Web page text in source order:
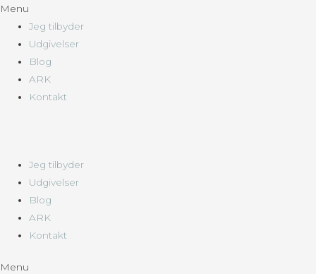
Menu
Jeg tilbyder
Udgivelser
Blog
ARK
Kontakt
Jeg tilbyder
Udgivelser
Blog
ARK
Kontakt
Menu